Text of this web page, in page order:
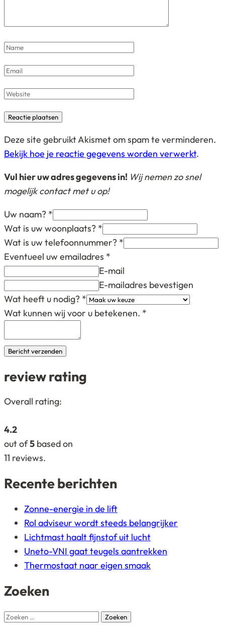
Name*
Email*
Website
Deze site gebruikt Akismet om spam te verminderen.
Bekijk hoe je reactie gegevens worden verwerkt.
Vul hier uw adres gegevens in! Wij nemen zo snel
mogelijk contact met u op!
Uw naam? *
Wat is uw woonplaats? *
Wat is uw telefoonnummer? *
Eventueel uw emailadres *
E-mail
E-mailadres bevestigen
Wat heeft u nodig? *
Wat kunnen wij voor u betekenen. *
Bericht verzenden
review rating
4,2
based
on
12.345
Overall rating:
4.2
out of5 based on
11 reviews.
Recente berichten
Zonne-energie in de lift
Rol adviseur wordt steeds belangrijker
Lichtmast haalt fijnstof uit lucht
Uneto-VNI gaat teugels aantrekken
Thermostaat naar eigen smaak
Zoeken
Zoeken